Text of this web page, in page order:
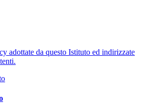
adottate da questo Istituto ed indirizzate